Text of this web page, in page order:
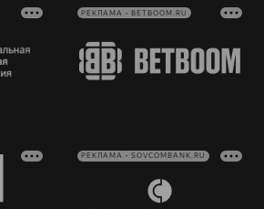
РЕКЛАМА • BETBOOM.RU
РЕКЛАМА • SOVCOMBANK.RU